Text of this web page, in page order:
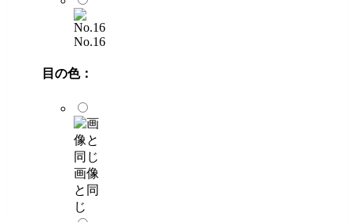
No.16
目の色：
画像
と同
じ